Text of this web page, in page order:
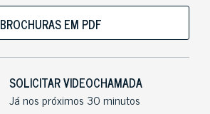
BROCHURAS EM PDF
SOLICITAR VIDEOCHAMADA
Já nos próximos 30 minutos